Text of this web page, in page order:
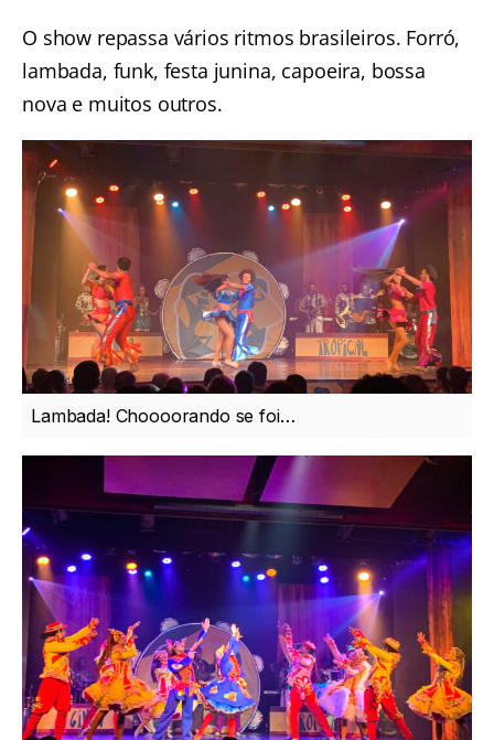
O show repassa vários ritmos brasileiros. Forró,
lambada, funk, festa junina, capoeira, bossa
nova e muitos outros.
Lambada! Choooorando se foi…